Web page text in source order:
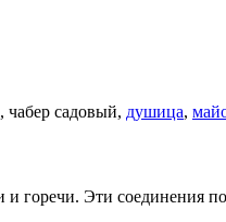
, чабер садовый, душица,
горечи. Эти соединения